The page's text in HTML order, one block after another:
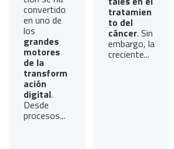
convertido
en uno de
los
grandes
motores
de la
transform
ación
digital.
Desde
procesos...
tratamien
to del
cáncer. Sin
embargo, la
creciente...